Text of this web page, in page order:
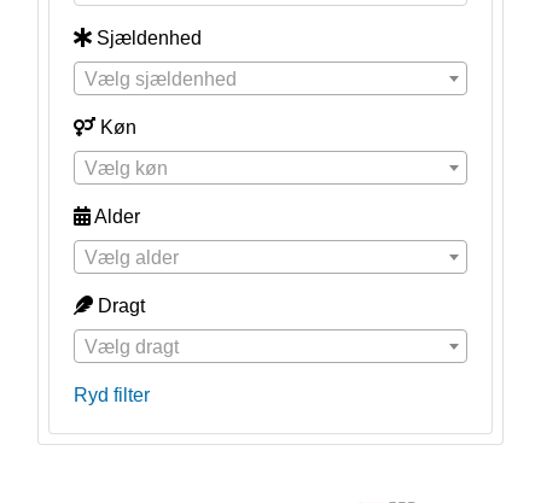
Sjældenhed
Vælg sjældenhed
Køn
Vælg køn
Alder
Vælg alder
Dragt
Vælg dragt
Ryd filter